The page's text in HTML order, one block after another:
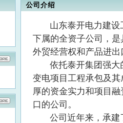
公司介绍
山东泰开电力建设
下属的全资子公司，
外贸经营权和产品进出
依托泰开集团强大
变电项目工程承包及
厚的资金实力和项目
口的公司。
公司近年来，承建了